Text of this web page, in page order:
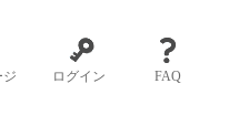
ジ ログイン FAQ